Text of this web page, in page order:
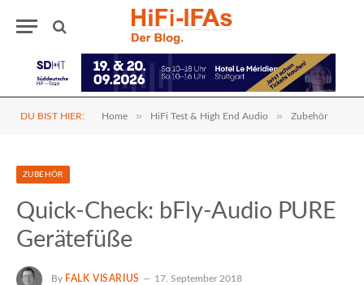
DU BIST HIER: Home » HiFi Test & High End Audio » Zubehör
ZUBEHÖR
Quick-Check: bFly-Audio PURE
Gerätefüße
By FALK VISARIUS 17. September 2018